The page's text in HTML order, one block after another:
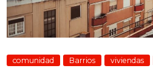
comunidad Barrios viviendas